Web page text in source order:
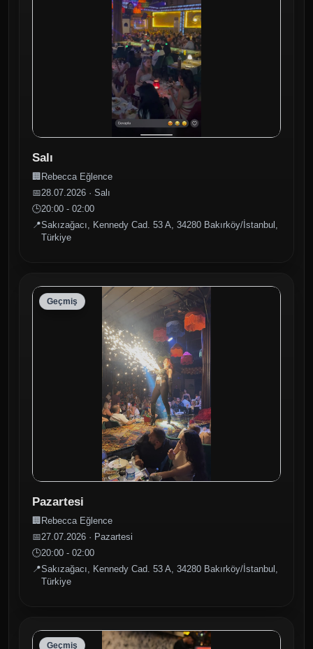
Salı
🏢 Rebecca Eğlence
📅28.07.2026 · Salı
🕒20:00 - 02:00
📍Sakızağacı, Kennedy Cad. 53 A, 34280 Bakırköy/İstanbul,
Türkiye
Geçmiş
Pazartesi
🏢 Rebecca Eğlence
📅27.07.2026 · Pazartesi
🕒20:00 - 02:00
📍Sakızağacı, Kennedy Cad. 53 A, 34280 Bakırköy/İstanbul,
Türkiye
Geçmiş